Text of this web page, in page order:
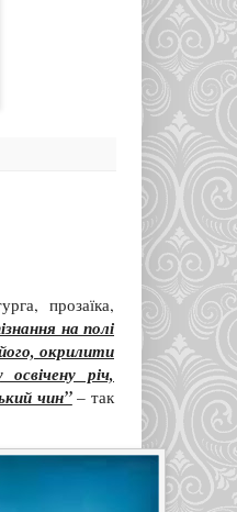
прозаїка,
на полі
окрилити
річ,
чин”– так